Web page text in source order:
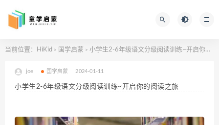
当前位置： HiKid > 国学启蒙 > 小学生2-6年级语文分级阅读训练~开启你的阅读之旅
joe 国学启蒙 2024-01-11
小学生2-6年级语文分级阅读训练~开启你的阅读之旅